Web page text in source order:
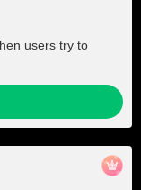
users try to